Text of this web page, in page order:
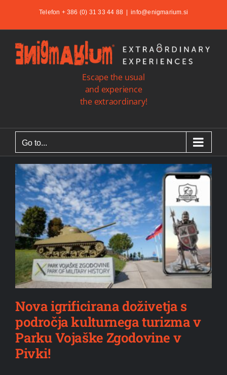
content
Telefon + 386 (0) 31 33 44 88 info@enigmarium.si
Escape the usual
and experience
the extraordinary!
Go to...
Nova igrificirana doživetja s
področja kulturnega turizma v
Parku Vojaške Zgodovine v
Pivki!